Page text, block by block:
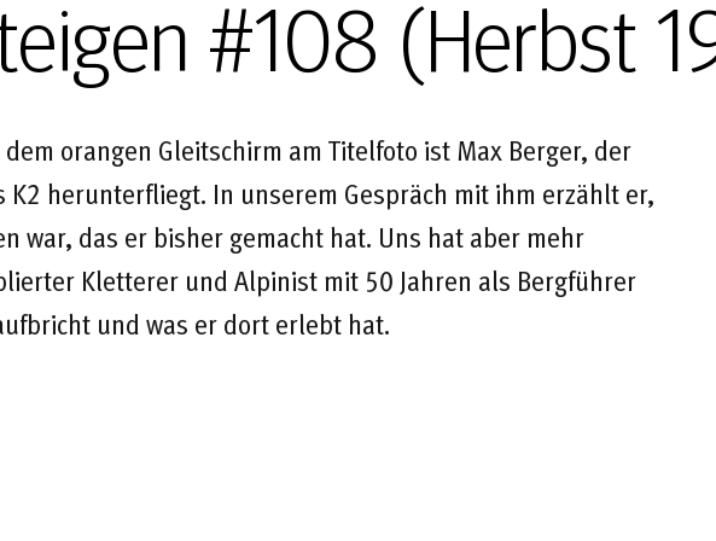
#108 (Herbst
orangen Gleitschirm am Titelfoto ist Max Berger, der
K2 herunterfliegt. In unserem Gespräch mit ihm erzählt er,
war, das er bisher gemacht hat. Uns hat aber mehr
Kletterer und Alpinist mit 50 Jahren als Bergführer
und was er dort erlebt hat.